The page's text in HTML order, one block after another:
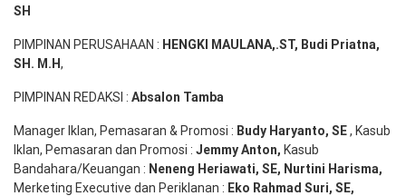
SH
PIMPINAN PERUSAHAAN : HENGKI MAULANA,.ST, Budi Priatna,
SH . M.H,
PIMPINAN REDAKSI : Absalon Tamba
Manager Iklan, Pemasaran & Promosi : Budy Haryanto, SE, Kasub
Iklan, Pemasaran dan Promosi : Jemmy Anton, Kasub
Bandahara/Keuangan : Neneng Heriawati, SE, Nurtini Harisma,
Merketing Executive dan Periklanan : Eko Rahmad Suri, SE,